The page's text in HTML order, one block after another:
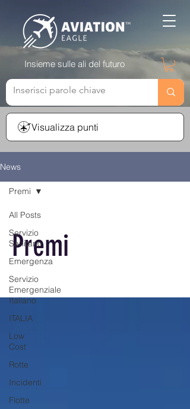
Visualizza punti
Insieme sulle ali del futuro
News
All Posts
Servizio
Sanitario
Emergenza
Servizio
Emergenziale
Italiano
ITALIA
Low
Cost
Rotte
Incidenti
Flotte
Premi
Premi